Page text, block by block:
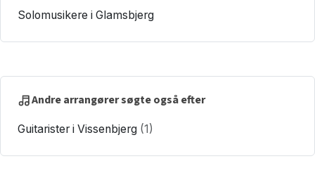
Solomusikere i Glamsbjerg
Andre arrangører søgte også efter
Guitarister i Vissenbjerg (1)